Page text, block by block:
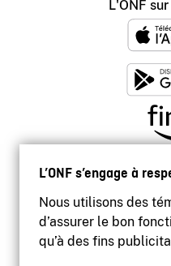
L’ONF s’engage à
Nous utilisons des
d’assurer le bon
qu’à des fins
L'ONF